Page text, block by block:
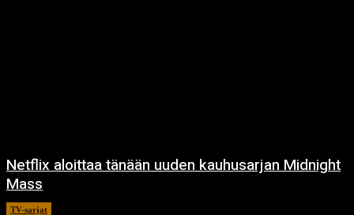
Netflix aloittaa tänään uuden kauhusarjan Midnight
Mass
TV-sarjat